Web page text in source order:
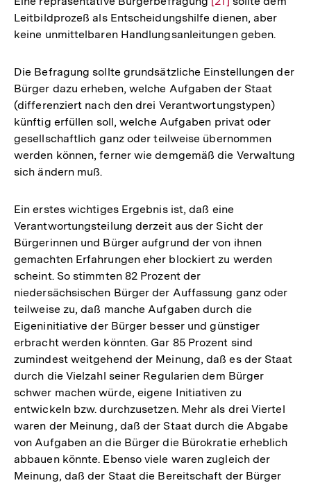
Auflösung
der
Leitbildprozeß als Entscheidungshilfe dienen, aber
keine unmittelbaren Handlungsanleitungen geben.
Die Befragung sollte grundsätzliche Einstellungen der
Bürger dazu erheben, welche Aufgaben der Staat
(differenziert nach den drei Verantwortungstypen)
künftig erfüllen soll, welche Aufgaben privat oder
gesellschaftlich ganz oder teilweise übernommen
werden können, ferner wie demgemäß die Verwaltung
sich ändern muß.
Ein erstes wichtiges Ergebnis ist, daß eine
Verantwortungsteilung derzeit aus der Sicht der
Bürgerinnen und Bürger aufgrund der von ihnen
gemachten Erfahrungen eher blockiert zu werden
scheint. So stimmten 82 Prozent der
niedersächsischen Bürger der Auffassung ganz oder
teilweise zu, daß manche Aufgaben durch die
Eigeninitiative der Bürger besser und günstiger
erbracht werden könnten. Gar 85 Prozent sind
zumindest weitgehend der Meinung, daß es der Staat
durch die Vielzahl seiner Regularien dem Bürger
schwer machen würde, eigene Initiativen zu
entwickeln bzw. durchzusetzen. Mehr als drei Viertel
waren der Meinung, daß der Staat durch die Abgabe
von Aufgaben an die Bürger die Bürokratie erheblich
abbauen könnte. Ebenso viele waren zugleich der
Meinung, daß der Staat die Bereitschaft der Bürger